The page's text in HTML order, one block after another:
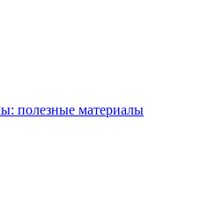
полезные материалы